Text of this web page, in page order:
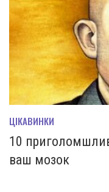
ЦІКАВИНКИ
10
ваш мозок